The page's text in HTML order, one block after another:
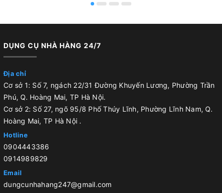
DỤNG CỤ NHÀ HÀNG 24/7
Địa chỉ
Cơ sở 1: Số 7, ngách 22/31 Đường Khuyến Lương, Phường Trần
Phú, Q. Hoàng Mai, TP Hà Nội.
Cơ sở 2: Số 27, ngõ 95/8 Phố Thúy Lĩnh, Phường Lĩnh Nam, Q.
Hoàng Mai, TP Hà Nội .
Hotline
0904443386
0914989829
Email
dungcunhahang247@gmail.com